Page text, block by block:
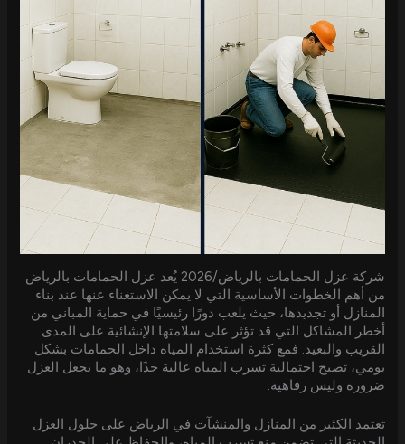
شركة عزل الحمامات بالرياض/2026 يُعد عزل الحمامات بالرياض
من أهم الخطوات الأساسية التي لا يمكن الاستغناء عنها عند بناء
المنازل أو تجديدها، حيث يلعب دورًا رئيسيًا في حماية المباني من
أخطر المشاكل التي قد تؤثر على سلامتها الإنشائية على المدى
القريب والبعيد. فمع كثرة استخدام المياه داخل الحمامات بشكل
يومي، تصبح احتمالية تسرب المياه عالية جدًا، وهو ما يجعل العزل
ضرورة وليس رفاهية.
تعتمد الكثير من المنازل والمنشآت في الرياض على حلول العزل